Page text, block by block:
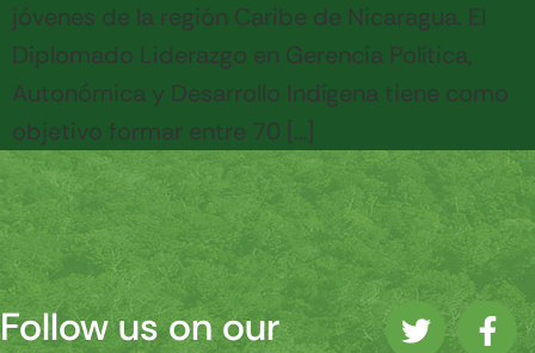
jóvenes de la región Caribe de Nicaragua. El
Diplomado Liderazgo en Gerencia Política,
Autonómica y Desarrollo Indígena tiene como
objetivo formar entre 70 […]
Follow us on our